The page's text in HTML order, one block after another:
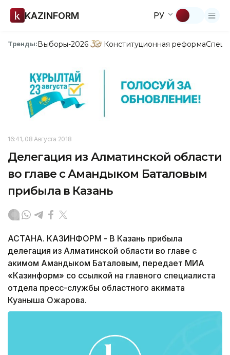
KAZINFORM РУ
Тренды:Выборы-2026 Конституционная реформа
16:41, 08 Августа 2018
Делегация из Алматинской области
во главе с Амандыком Баталовым
прибыла в Казань
АСТАНА. КАЗИНФОРМ - В Казань прибыла
делегация из Алматинской области во главе с
акимом Амандыком Баталовым, передает МИА
«Казинформ» со ссылкой на главного специалиста
отдела пресс-службы областного акимата
Куаныша Ожарова.